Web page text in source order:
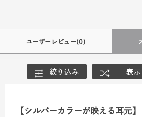
ユーザーレビュー(0)
絞り込み 表示
【シルバーカラーが映える耳元】